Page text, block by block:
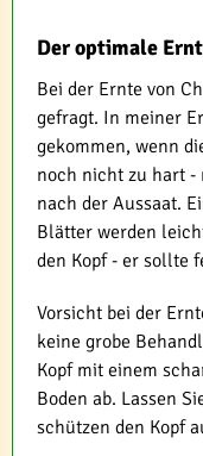
Der optimale
Bei der Ernte von
gefragt. In meiner
gekommen, wenn
noch nicht zu hart -
nach der Aussaat.
Blätter werden
den Kopf - er sollte
Vorsicht bei der
keine grobe
Kopf mit einem
Boden ab. Lassen
schützen den Kopf